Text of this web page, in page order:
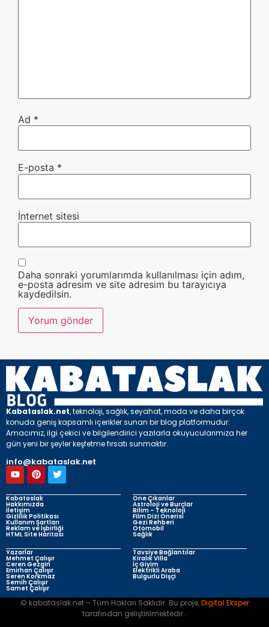
Ad *
E-posta *
İnternet sitesi
Daha sonraki yorumlarımda kullanılması için adım,
e-posta adresim ve site adresim bu tarayıcıya
kaydedilsin.
Kabataslak.net, teknoloji, sağlık, seyahat, moda ve daha birçok
konuda geniş kapsamlı içerikler sunan bir blog platformudur.
Amacımız, ilgi çekici ve bilgilendirici yazılarla okuyucularımıza her
gün yeni bir şeyler keşfetme fırsatı sunmaktır.
info@kabataslak.net
Kabataslak
Hakkımızda
İletişim
Gizlilik Politikası
Kullanım Şartları
Reklam ve İşbirliği
HTML Site Haritası
Öne Çıkanlar
Astroloji ve Burçlar
Bilim – Teknoloji
Film Dizi Önerisi
Gezi Rehberi
Otomobil
Sağlık
Yazarlar
Mehmet Çalışır
Ceren Gezgin
Emirhan Çalışır
Seren Korkmaz
Semih Çalışır
Samet Çalışır
Tavsiye Bağlantılar
Kiralık Villa
İç Giyim
Elektrikli Araba
Bulgurlu Dişçi
© kabataslak.net – Tüm Hakları Saklıdır. Bu proje,Digital Eksper
tarafından geliştirilmektedir..